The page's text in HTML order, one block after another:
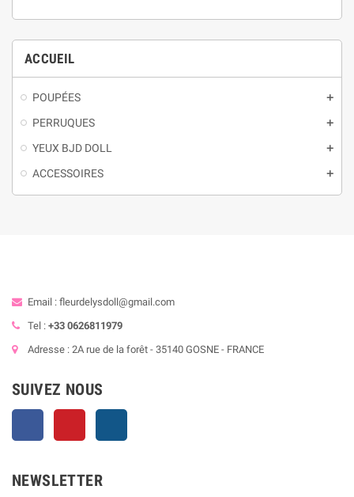
ACCUEIL
POUPÉES add
PERRUQUES add
YEUX BJD DOLL add
ACCESSOIRES add
Email : fleurdelysdoll@gmail.com
Tel : +33 0626811979
Adresse : 2A rue de la forêt - 35140 GOSNE - FRANCE
SUIVEZ NOUS
NEWSLETTER